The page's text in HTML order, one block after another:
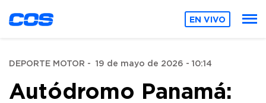
EN VIVO
DEPORTE MOTOR - 19 de mayo de 2026 - 10:14
Autódromo Panamá: